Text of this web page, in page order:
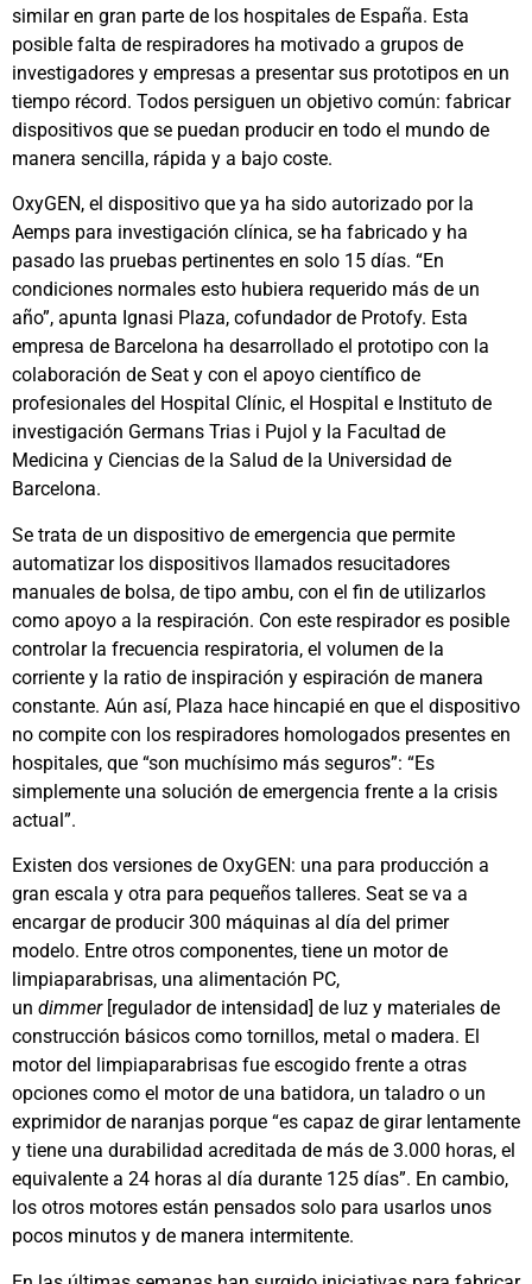
similar en gran parte de los hospitales de España. Esta
posible falta de respiradores ha motivado a grupos de
investigadores y empresas a presentar sus prototipos en un
tiempo récord. Todos persiguen un objetivo común: fabricar
dispositivos que se puedan producir en todo el mundo de
manera sencilla, rápida y a bajo coste.
OxyGEN, el dispositivo que ya ha sido autorizado por la
Aemps para investigación clínica, se ha fabricado y ha
pasado las pruebas pertinentes en solo 15 días. “En
condiciones normales esto hubiera requerido más de un
año”, apunta Ignasi Plaza, cofundador de Protofy. Esta
empresa de Barcelona ha desarrollado el prototipo con la
colaboración de Seat y con el apoyo científico de
profesionales del Hospital Clínic, el Hospital e Instituto de
investigación Germans Trias i Pujol y la Facultad de
Medicina y Ciencias de la Salud de la Universidad de
Barcelona.
Se trata de un dispositivo de emergencia que permite
automatizar los dispositivos llamados resucitadores
manuales de bolsa, de tipo ambu, con el fin de utilizarlos
como apoyo a la respiración. Con este respirador es posible
controlar la frecuencia respiratoria, el volumen de la
corriente y la ratio de inspiración y espiración de manera
constante. Aún así, Plaza hace hincapié en que el dispositivo
no compite con los respiradores homologados presentes en
hospitales, que “son muchísimo más seguros”: “Es
simplemente una solución de emergencia frente a la crisis
actual”.
Existen dos versiones de OxyGEN: una para producción a
gran escala y otra para pequeños talleres. Seat se va a
encargar de producir 300 máquinas al día del primer
modelo. Entre otros componentes, tiene un motor de
limpiaparabrisas, una alimentación PC,
un dimmer[regulador de intensidad] de luz y materiales de
construcción básicos como tornillos, metal o madera. El
motor del limpiaparabrisas fue escogido frente a otras
opciones como el motor de una batidora, un taladro o un
exprimidor de naranjas porque “es capaz de girar lentamente
y tiene una durabilidad acreditada de más de 3.000 horas, el
equivalente a 24 horas al día durante 125 días”. En cambio,
los otros motores están pensados solo para usarlos unos
pocos minutos y de manera intermitente.